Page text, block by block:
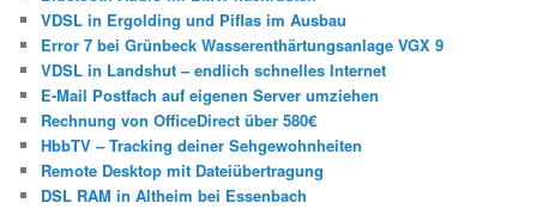
VDSL in Ergolding und Piflas im Ausbau
Error 7 bei Grünbeck Wasserenthärtungsanlage VGX 9
VDSL in Landshut – endlich schnelles Internet
E-Mail Postfach auf eigenen Server umziehen
Rechnung von OfficeDirect über 580€
HbbTV – Tracking deiner Sehgewohnheiten
Remote Desktop mit Dateiübertragung
DSL RAM in Altheim bei Essenbach